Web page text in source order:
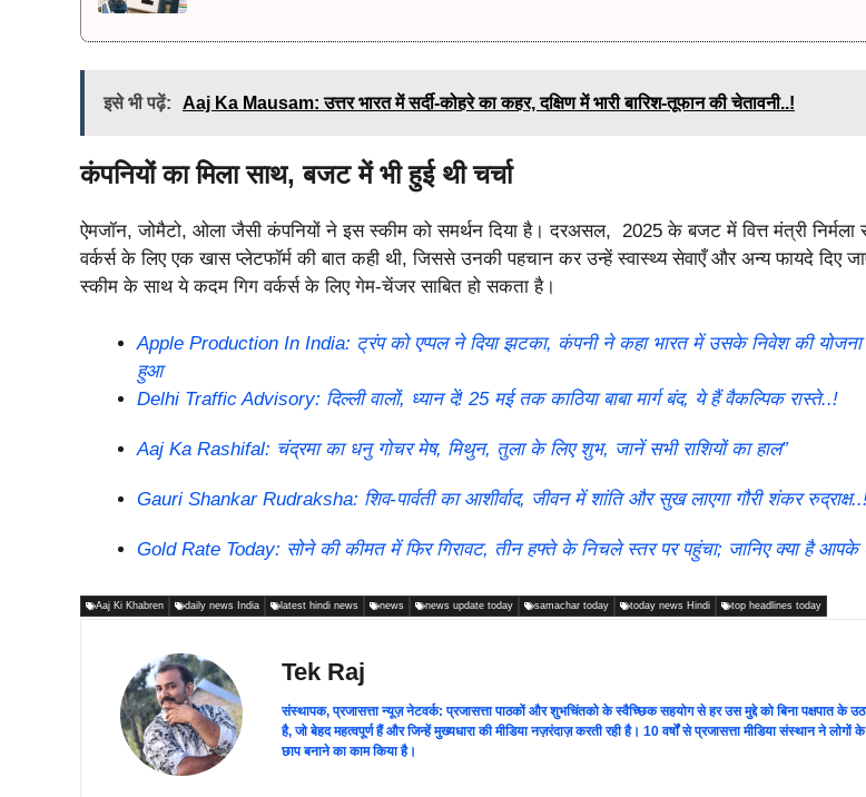
इसे भी पढ़ें: Aaj Ka Mausam: उत्तर भारत में सर्दी-कोहरे का कहर, दक्षिण में भारी बारिश-तूफान की चेतावनी..!
कंपनियों का मिला साथ, बजट में भी हुई थी चर्चा
ऐमजॉन, जोमैटो, ओला जैसी कंपनियों ने इस स्कीम को समर्थन दिया है। दरअसल, 2025 के बजट में वित्त मंत्री निर्मला
वर्कर्स के लिए एक खास प्लेटफॉर्म की बात कही थी, जिससे उनकी पहचान कर उन्हें स्वास्थ्य सेवाएँ और अन्य फायदे दिए
स्कीम के साथ ये कदम गिग वर्कर्स के लिए गेम-चेंजर साबित हो सकता है।
Apple Production In India: ट्रंप को एप्पल ने दिया झटका, कंपनी ने कहा भारत में उसके निवेश की योजना
हुआ
Delhi Traffic Advisory: दिल्ली वालों, ध्यान दें! 25 मई तक काठिया बाबा मार्ग बंद, ये हैं वैकल्पिक रास्ते..!
Aaj Ka Rashifal: चंद्रमा का धनु गोचर मेष, मिथुन, तुला के लिए शुभ, जानें सभी राशियों का हाल”
Gauri Shankar Rudraksha: शिव-पार्वती का आशीर्वाद, जीवन में शांति और सुख लाएगा गौरी शंकर
Gold Rate Today: सोने की कीमत में फिर गिरावट, तीन हफ्ते के निचले स्तर पर पहुंचा; जानिए क्या है आपके
Aaj Ki Khabren daily news India latest hindi news news news update today samachar today today news Hindi top headlines today
Tek Raj
संस्थापक, प्रजासत्ता न्यूज़ नेटवर्क: प्रजासत्ता पाठकों और शुभचिंतको के स्वैच्छिक सहयोग से हर उस मुद्दे को बिना पक्षपात के
है, जो बेहद महत्वपूर्ण हैं और जिन्हें मुख्यधारा की मीडिया नज़रंदाज़ करती रही है। 10 वर्षों से प्रजासत्ता मीडिया संस्थान ने
छाप बनाने का काम किया है।